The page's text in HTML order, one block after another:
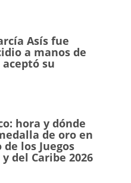
Asís fue
a manos de
su
hora y dónde
de oro en
los Juegos
del Caribe 2026